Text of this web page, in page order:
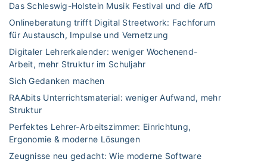
o
r
s
t
e
l
l
g
M
Das Schleswig-Holstein Musik Festival und die AfD
Onlineberatung trifft Digital Streetwork: Fachforum
für Austausch, Impulse und Vernetzung
Digitaler Lehrerkalender: weniger Wochenend-
Arbeit, mehr Struktur im Schuljahr
Sich Gedanken machen
RAAbits Unterrichtsmaterial: weniger Aufwand, mehr
Struktur
Perfektes Lehrer-Arbeitszimmer: Einrichtung,
Ergonomie & moderne Lösungen
Zeugnisse neu gedacht: Wie moderne Software